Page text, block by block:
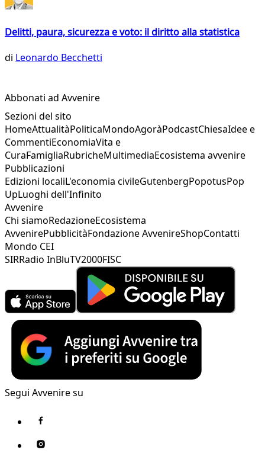
Delitti, paura, sicurezza e voto: il diritto alla statistica
di Leonardo Becchetti
Abbonati ad Avvenire
Sezioni del sito
HomeAttualitàPoliticaMondoAgoràPodcastChiesaIdee e
CommentiEconomiaVita e
CuraFamigliaRubricheMultimediaEcosistema avvenire
Pubblicazioni
Edizioni localiL'economia civileGutenbergPopotusPop
UpLuoghi dell'Infinito
Avvenire
Chi siamoRedazioneEcosistema
AvvenirePubblicitàFondazione AvvenireShopContatti
Mondo CEI
SIRRadio InBluTV2000FISC
Segui Avvenire su